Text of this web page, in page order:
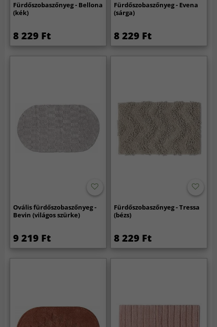
Fürdőszobaszőnyeg - Bellona
(kék)
8 229 Ft
Fürdőszobaszőnyeg - Evena
(sárga)
8 229 Ft
Ovális fürdőszobaszőnyeg -
Bevin (világos szürke)
9 219 Ft
Fürdőszobaszőnyeg - Tressa
(bézs)
8 229 Ft